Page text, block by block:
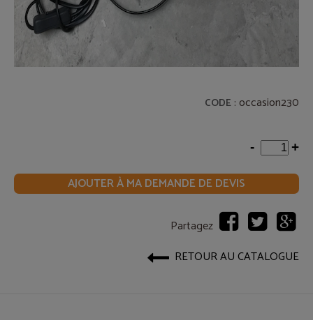
CODE : occasion230
- +
AJOUTER À MA DEMANDE DE DEVIS
Partagez
RETOUR AU CATALOGUE